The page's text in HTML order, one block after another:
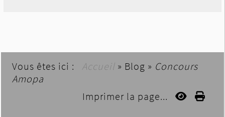
Vous êtes ici : Accueil » Blog » Concours
Amopa
Imprimer la page...